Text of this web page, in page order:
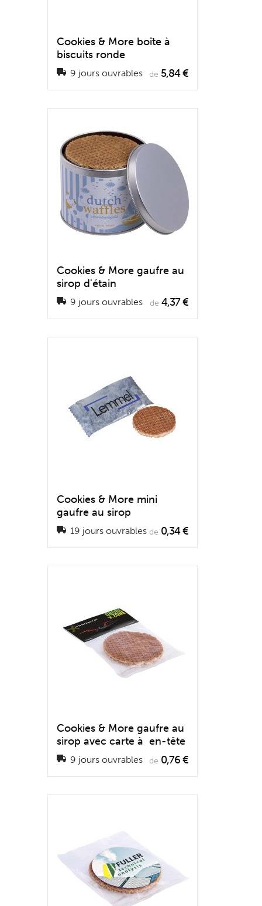
Cookies & More boîte à
biscuits ronde
9 jours ouvrables de 5,84 €
Cookies & More gaufre au
sirop d'étain
9 jours ouvrables de 4,37 €
Cookies & More mini
gaufre au sirop
19 jours ouvrables de 0,34 €
Cookies & More gaufre au
sirop avec carte à en-tête
9 jours ouvrables de 0,76 €